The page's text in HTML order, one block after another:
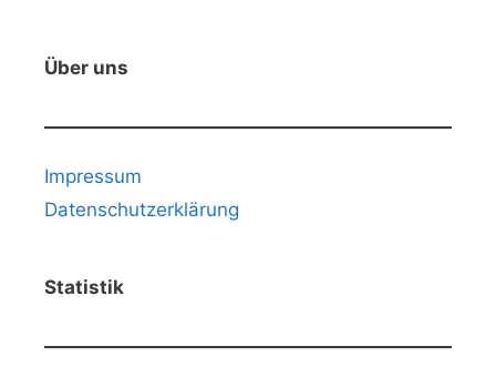
Über uns
Impressum
Datenschutzerklärung
Statistik